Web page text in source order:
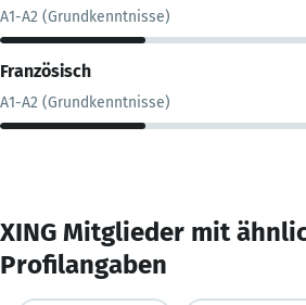
A1-A2 (Grundkenntnisse)
Französisch
A1-A2 (Grundkenntnisse)
XING Mitglieder mit
Profilangaben